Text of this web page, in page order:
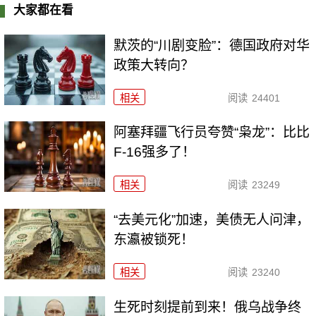
大家都在看
默茨的“川剧变脸”：德国政府对华
政策大转向？
相关 阅读 24401
阿塞拜疆飞行员夸赞“枭龙”：比比
F-16强多了！
相关 阅读 23249
“去美元化”加速，美债无人问津，
东瀛被锁死！
相关 阅读 23240
生死时刻提前到来！俄乌战争终